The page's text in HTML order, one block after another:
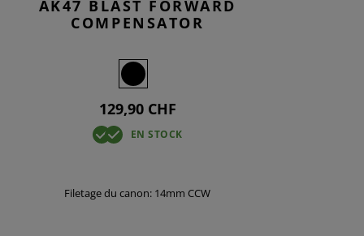
AK47 BLAST FORWARD
COMPENSATOR
129,90 CHF
EN STOCK
Filetage du canon: 14mm CCW